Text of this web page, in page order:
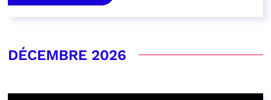
DÉCEMBRE 2026